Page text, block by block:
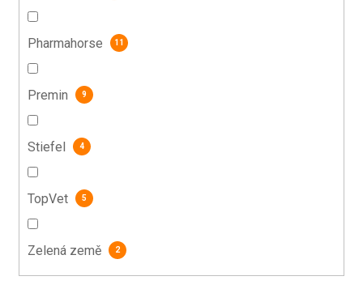
Pharmahorse 11
Premin 9
Stiefel 4
TopVet 5
Zelená země 2